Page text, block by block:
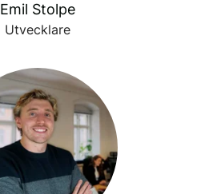
Emil Stolpe
Utvecklare